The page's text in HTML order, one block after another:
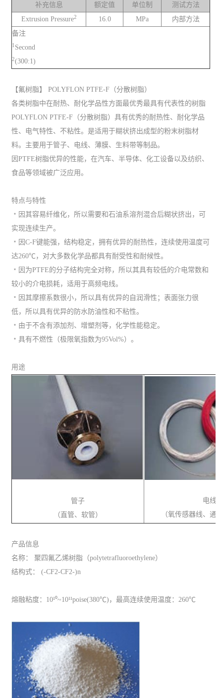
补充信息 额定值 单位制
测试方法
Extrusion Pressure2 16.0 MPa
内部方法
备注
1 Second
2(300:1)
【氟树脂】 POLYFLON PTFE-F（分散树脂）
各类树脂中在耐热、耐化学品性方面最优秀最具有代表性的树脂
POLYFLON PTFE-F（分散树脂）具有优秀的耐热性、耐化学品
性、电气特性、不粘性。是适用于糊状挤出成型的粉末树脂材
料。主要用于管子、电线、薄膜、生料带等制品。
因PTFE树脂优异的性能，在汽车、半导体、化工设备以及纺织、
食品等领域被广泛应用。
特点与特性
﹡因其容易纤维化，所以需要和石油系溶剂混合后糊状挤出，可
实现连续生产。
﹡因C-F键能强，结构稳定，拥有优异的耐热性，连续使用温度可
达260℃，对大多数化学品都具有耐受性和耐候性。
﹡因为PTFE的分子结构完全对称，所以其具有较低的介电常数和
较小的介电损耗，适用于高频电线。
﹡因其摩擦系数很小，所以具有优异的自润滑性；表面张力很
低，所以具有优异的防水防油性和不粘性。
﹡由于不含有添加剂、增塑剂等，化学性能稳定。
﹡具有不燃性（极限氧指数为95Vol%）。
用途
管子
（直管、软管）
电线
（氧传感器线、通
产品信息
名称： 聚四氟乙烯树脂（polytetrafluoroethylene）
结构式： (-CF2-CF2-)n
熔融粘度：10¹⁰~10¹¹poise(380℃)，最高连续使用温度：260℃